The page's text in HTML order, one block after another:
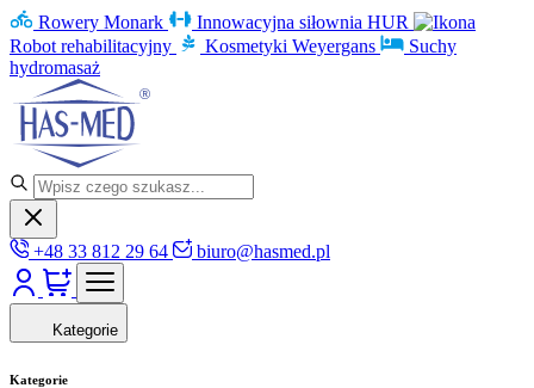
Rowery Monark
Innowacyjna siłownia HUR
Robot rehabilitacyjny
Kosmetyki Weyergans
Suchy
hydromasaż
+48 33 812 29 64 biuro@hasmed.pl
Kategorie
Kategorie